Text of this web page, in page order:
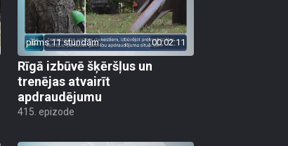
pirms 11 stundām 00:02:11
Rīgā izbūvē šķēršļus un
trenējas atvairīt
apdraudējumu
415. epizode